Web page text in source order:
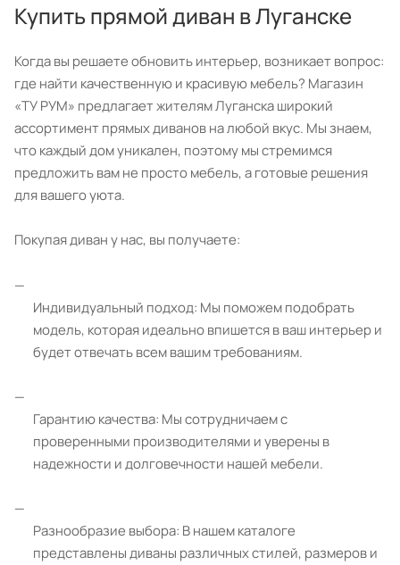
Купить прямой диван в Луганске
Когда вы решаете обновить интерьер, возникает вопрос:
где найти качественную и красивую мебель? Магазин
«ТУ РУМ» предлагает жителям Луганска широкий
ассортимент прямых диванов на любой вкус. Мы знаем,
что каждый дом уникален, поэтому мы стремимся
предложить вам не просто мебель, а готовые решения
для вашего уюта.
Покупая диван у нас, вы получаете:
Индивидуальный подход: Мы поможем подобрать
модель, которая идеально впишется в ваш интерьер и
будет отвечать всем вашим требованиям.
Гарантию качества: Мы сотрудничаем с
проверенными производителями и уверены в
надежности и долговечности нашей мебели.
Разнообразие выбора: В нашем каталоге
представлены диваны различных стилей, размеров и